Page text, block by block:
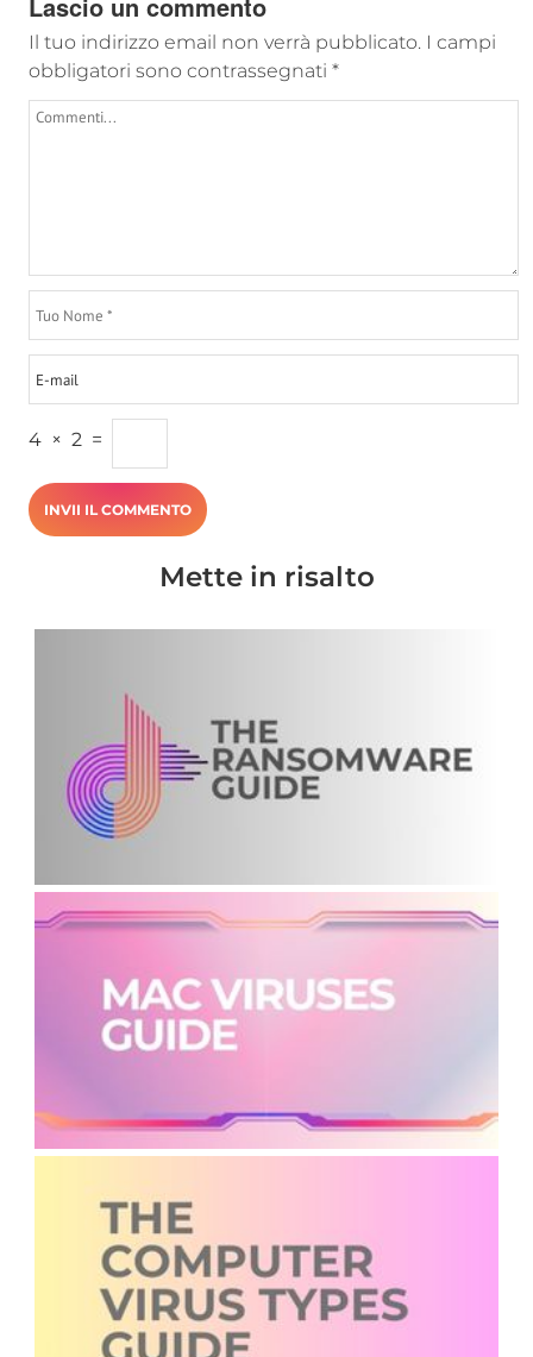
Il tuo indirizzo email non verrà pubblicato. I campi
obbligatori sono contrassegnati *
4 × 2 =
Mette in risalto